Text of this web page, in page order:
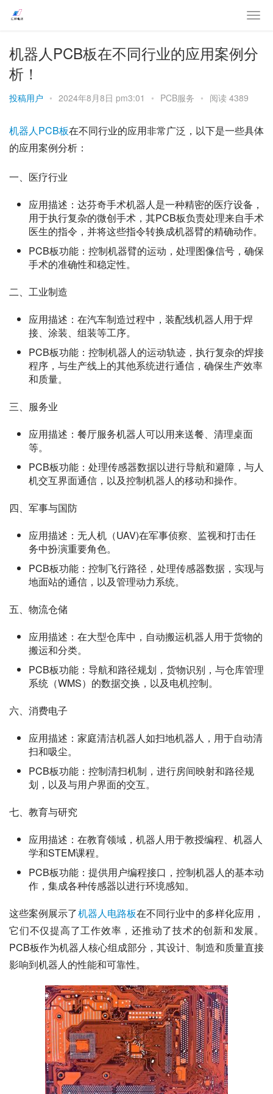
机器人PCB板在不同行业的应用案例分
析！
投稿用户 • 2024年8月8日 pm3:01 • PCB服务 • 阅读 4389
机器人PCB板在不同行业的应用非常广泛，以下是一些具体
的应用案例分析：
一、医疗行业
应用描述：达芬奇手术机器人是一种精密的医疗设备，
用于执行复杂的微创手术，其PCB板负责处理来自手术
医生的指令，并将这些指令转换成机器臂的精确动作。
PCB板功能：控制机器臂的运动，处理图像信号，确保
手术的准确性和稳定性。
二、工业制造
应用描述：在汽车制造过程中，装配线机器人用于焊
接、涂装、组装等工序。
PCB板功能：控制机器人的运动轨迹，执行复杂的焊接
程序，与生产线上的其他系统进行通信，确保生产效率
和质量。
三、服务业
应用描述：餐厅服务机器人可以用来送餐、清理桌面
等。
PCB板功能：处理传感器数据以进行导航和避障，与人
机交互界面通信，以及控制机器人的移动和操作。
四、军事与国防
应用描述：无人机（UAV)在军事侦察、监视和打击任
务中扮演重要角色。
PCB板功能：控制飞行路径，处理传感器数据，实现与
地面站的通信，以及管理动力系统。
五、物流仓储
应用描述：在大型仓库中，自动搬运机器人用于货物的
搬运和分类。
PCB板功能：导航和路径规划，货物识别，与仓库管理
系统（WMS）的数据交换，以及电机控制。
六、消费电子
应用描述：家庭清洁机器人如扫地机器人，用于自动清
扫和吸尘。
PCB板功能：控制清扫机制，进行房间映射和路径规
划，以及与用户界面的交互。
七、教育与研究
应用描述：在教育领域，机器人用于教授编程、机器人
学和STEM课程。
PCB板功能：提供用户编程接口，控制机器人的基本动
作，集成各种传感器以进行环境感知。
这些案例展示了机器人电路板在不同行业中的多样化应用，
它们不仅提高了工作效率，还推动了技术的创新和发展。
PCB板作为机器人核心组成部分，其设计、制造和质量直接
影响到机器人的性能和可靠性。